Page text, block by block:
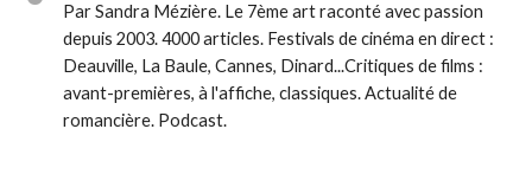
Par Sandra Mézière. Le 7ème art raconté avec passion
depuis 2003. 4000 articles. Festivals de cinéma en direct :
Deauville, La Baule, Cannes, Dinard...Critiques de films :
avant-premières, à l'affiche, classiques. Actualité de
romancière. Podcast.